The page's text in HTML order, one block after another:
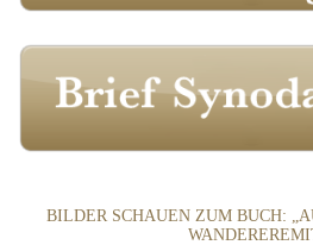
BILDER SCHAUEN ZUM BUCH: